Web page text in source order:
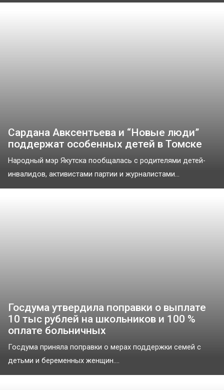
Сардана Авксентьева и “Новые люди”
поддержат особенных детей в Томске
Народный мэр Якутска пообщалась с родителями детей-
инвалидов, активистами партии и журналистами...
Госдума утвердила поправки о выплате
10 тыс рублей на школьников и 100 %
оплате больничных
Госдума приняла поправки о мерах поддержки семей с
детьми и беременных женщин....